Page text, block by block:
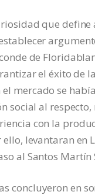
que
de
el éxito de
mercado se
social al
con la
levantaran en
al Santos
concluyeron en